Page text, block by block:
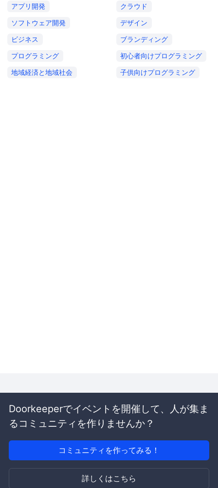
アプリ開発
クラウド
ソフトウェア開発
デザイン
ビジネス
ブランディング
プログラミング
初心者向けプログラミング
地域経済と地域社会
子供向けプログラミング
Doorkeeperでイベントを開催して、人が集ま
るコミュニティを作りませんか？
コミュニティを作ってみる！
詳しくはこちら